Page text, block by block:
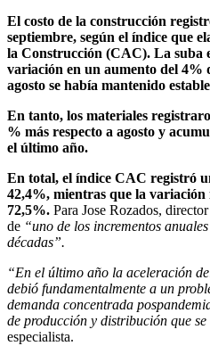
El costo de la construcción
septiembre, según el índice que
la Construcción (CAC). La suba
variación en un aumento del 4%
agosto se había mantenido
En tanto, los materiales
% más respecto a agosto y
el último año.
En total, el índice CAC registró
42,4%, mientras que la
72,5%. Para Jose Rozados,
de “uno de los incrementos
décadas”.
“En el último año la aceleración
debió fundamentalmente a un
demanda concentrada
de producción y distribución que
especialista.